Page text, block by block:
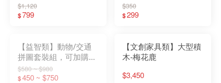
$1,120
$799
$350
$299
【益智類】動物/交通
拼圖套裝組，可加購ㄅ
ㄆㄇ拼圖
$580 ~ $980
$450 ~ $750
【文創家具類】大型積
木-梅花鹿
$3,450